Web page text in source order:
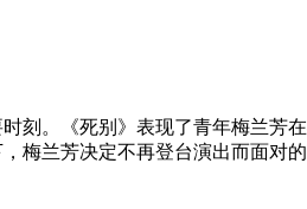
刻。《死别》表现了青年梅兰芳
梅兰芳决定不再登台演出而面对的